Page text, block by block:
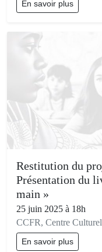
En savoir plus
Restitution du
Présentation du
main »
25 juin 2025 à 18h
CCFR, Centre
En savoir plus